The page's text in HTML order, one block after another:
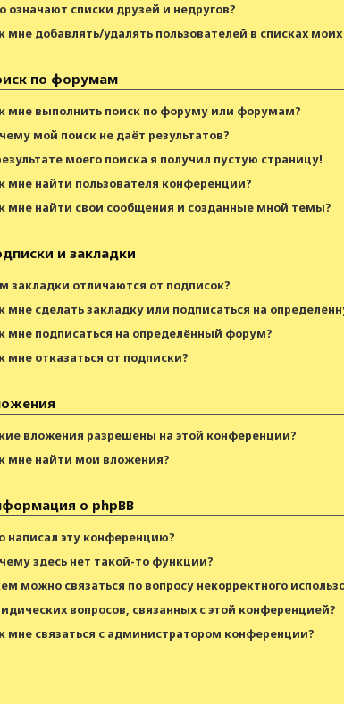
означают списки друзей и недругов?
мне добавлять/удалять пользователей в списках
по форумам
мне выполнить поиск по форуму или форумам?
мой поиск не даёт результатов?
моего поиска я получил пустую страницу!
мне найти пользователя конференции?
мне найти свои сообщения и созданные мной темы?
и закладки
закладки отличаются от подписок?
мне сделать закладку или подписаться на
мне подписаться на определённый форум?
мне отказаться от подписки?
вложения разрешены на этой конференции?
мне найти мои вложения?
о phpBB
написал эту конференцию?
здесь нет такой-то функции?
можно связаться по вопросу некорректного
вопросов, связанных с этой конференцией?
мне связаться с администратором конференции?